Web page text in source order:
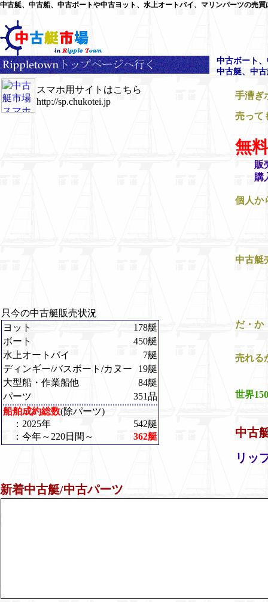
中古艇、中古船、中古ボートや中古ヨット、水上オートバイ、マリンパーツの売買
中古ボート 、
中古艇、中
スマホ用サイトはこちら
http://sp.chukotei.jp
手漕ぎ
売って
無料
販
購
個人か
中古艇
だ・
売れる
世界
中古
リッ
只今の中古艇販売状況
ヨット
178艇
ボート
450艇
水上オートバイ
7艇
ディンギー/バスボート/カヌー
19艇
大型船・作業船他
84艇
パーツ
351品
船舶成約総数(除パーツ)
：2025年
542艇
：今年～220日間～
362艇
新着中古艇/中古パーツ